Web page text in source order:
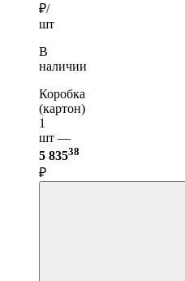
₽/
шт
В
наличии
Коробка
(картон)
1
шт —
5 83538
₽